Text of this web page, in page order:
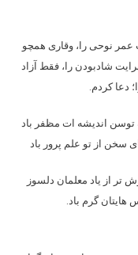
عمر نوحی را، وقاری همچو
شادبودن را، فقط آزاد
دعا کردم.
اندیشه ات مظفر باد
از تو علم پرور باد
تر از یاد معلمان دلسوز
گرم باد.